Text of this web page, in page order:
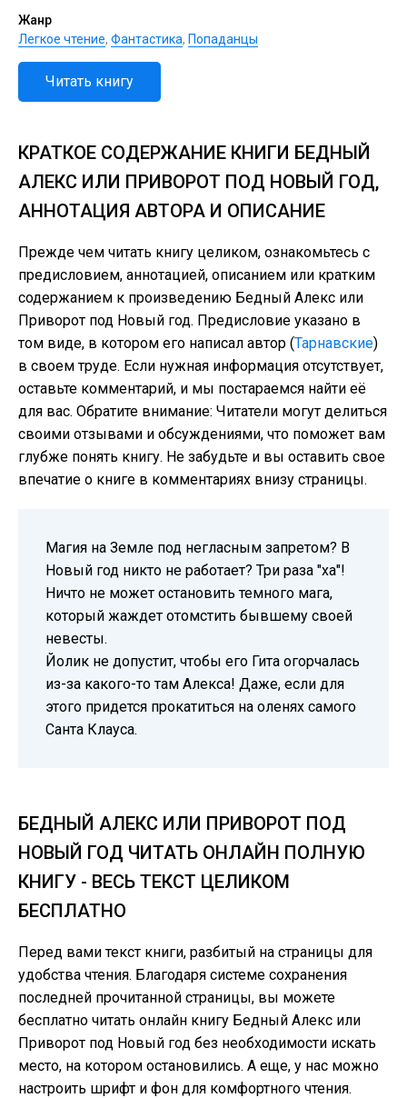
Жанр
Легкое чтение, Фантастика, Попаданцы
Читать книгу
КРАТКОЕ СОДЕРЖАНИЕ КНИГИ БЕДНЫЙ
АЛЕКС ИЛИ ПРИВОРОТ ПОД НОВЫЙ ГОД,
АННОТАЦИЯ АВТОРА И ОПИСАНИЕ
Прежде чем читать книгу целиком, ознакомьтесь с
предисловием, аннотацией, описанием или кратким
содержанием к произведению Бедный Алекс или
Приворот под Новый год. Предисловие указано в
том виде, в котором его написал автор (Тарнавские)
в своем труде. Если нужная информация отсутствует,
оставьте комментарий, и мы постараемся найти её
для вас. Обратите внимание: Читатели могут делиться
своими отзывами и обсуждениями, что поможет вам
глубже понять книгу. Не забудьте и вы оставить свое
впечатие о книге в комментариях внизу страницы.
Магия на Земле под негласным запретом? В
Новый год никто не работает? Три раза "ха"!
Ничто не может остановить темного мага,
который жаждет отомстить бывшему своей
невесты.
Йолик не допустит, чтобы его Гита огорчалась
из-за какого-то там Алекса! Даже, если для
этого придется прокатиться на оленях самого
Санта Клауса.
БЕДНЫЙ АЛЕКС ИЛИ ПРИВОРОТ ПОД
НОВЫЙ ГОД ЧИТАТЬ ОНЛАЙН ПОЛНУЮ
КНИГУ - ВЕСЬ ТЕКСТ ЦЕЛИКОМ
БЕСПЛАТНО
Перед вами текст книги, разбитый на страницы для
удобства чтения. Благодаря системе сохранения
последней прочитанной страницы, вы можете
бесплатно читать онлайн книгу Бедный Алекс или
Приворот под Новый год без необходимости искать
место, на котором остановились. А еще, у нас можно
настроить шрифт и фон для комфортного чтения.